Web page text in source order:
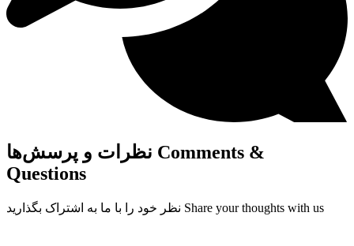
نظرات و پرسش‌ها Comments &
Questions
نظر خود را با ما به اشتراک بگذارید Share your thoughts with us